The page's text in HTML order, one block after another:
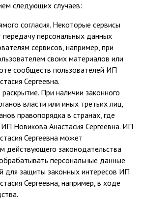
следующих случаев:
согласия. Некоторые сервисы
передачу персональных данных
сервисов, например, при
своих материалов или
сообществ пользователей ИП
Сергеевна.
При наличии законного
власти или иных третьих лиц,
правопорядка в странах, где
Новикова Анастасия Сергеевна. ИП
Сергеевна может
действующего законодательства
персональные данные
для защиты законных интересов ИП
Сергеевна, например, в ходе